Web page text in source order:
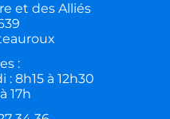
et des Alliés
:
8h15 à 12h30
17h